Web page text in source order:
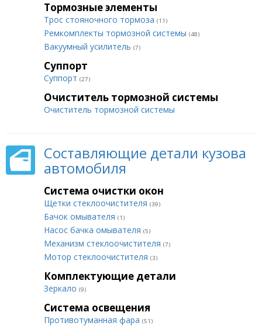
Тормозные элементы
Трос стояночного тормоза (11)
Ремкомплекты тормозной системы (48)
Вакуумный усилитель (7)
Суппорт
Суппорт (27)
Очиститель тормозной системы
Очиститель тормозной системы
Составляющие детали кузова
автомобиля
Система очистки окон
Щетки стеклоочистителя (39)
Бачок омывателя (1)
Насос бачка омывателя (5)
Механизм стеклоочистителя (7)
Мотор стеклоочистителя (3)
Комплектующие детали
Зеркало (9)
Система освещения
Противотуманная фара (51)